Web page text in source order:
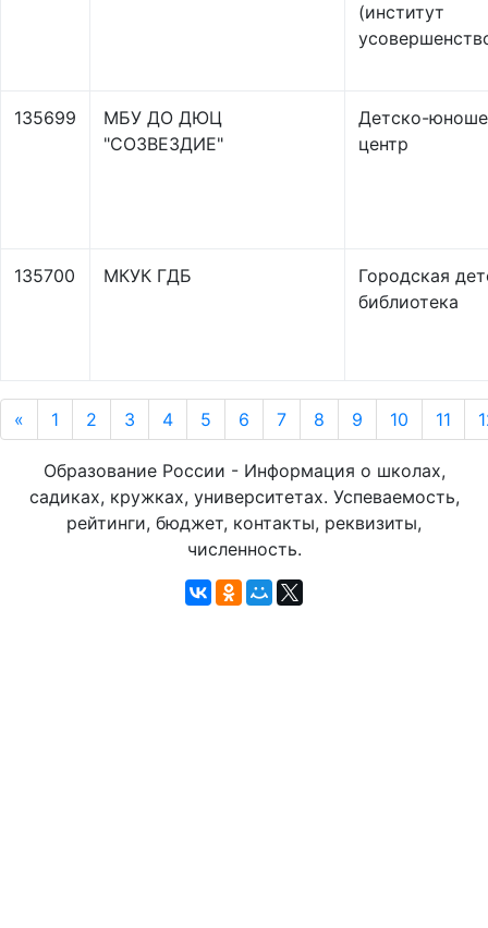
(институт
135699
МБУ ДО ДЮЦ
"СОЗВЕЗДИЕ"
Детско-
центр
135700 МКУК ГДБ
Городская
библиотека
« 1 2 3 4 5 6 7 8 9 10 11
Образование России - Информация о школах,
садиках, кружках, университетах. Успеваемость,
рейтинги, бюджет, контакты, реквизиты,
численность.